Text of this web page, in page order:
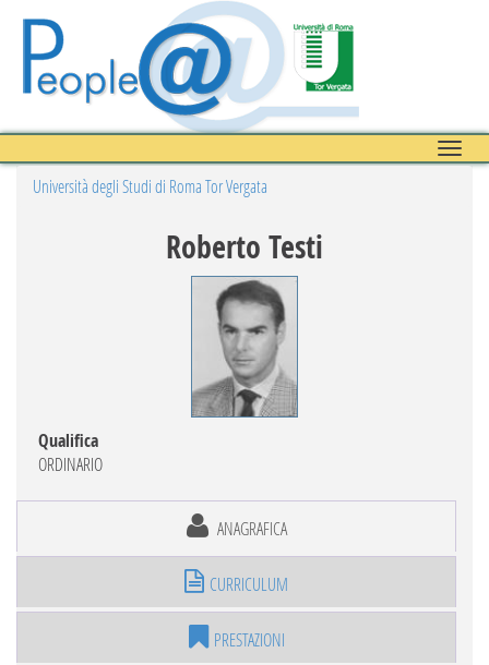
Toggle
Università degli Studi di Roma Tor Vergata
Roberto Testi
Qualifica
ORDINARIO
ANAGRAFICA
CURRICULUM
PRESTAZIONI